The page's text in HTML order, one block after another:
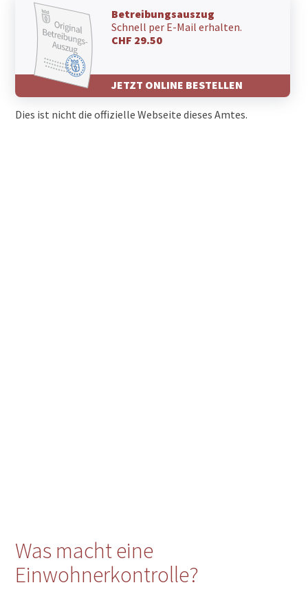
Betreibungsauszug
Schnell per E-Mail erhalten.
CHF 29.50
JETZT ONLINE BESTELLEN
Dies ist nicht die offizielle Webseite dieses Amtes.
Was macht eine
Einwohnerkontrolle?